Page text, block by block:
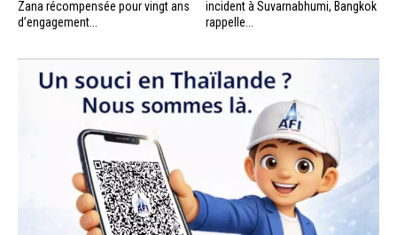
Zana récompensée pour vingt ans
d’engagement...
incident à Suvarnabhumi, Bangkok
rappelle...